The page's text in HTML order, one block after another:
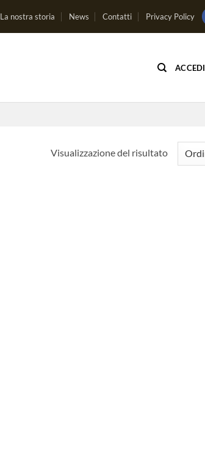
La nostra storia News Contatti Privacy Policy
ACCEDI
Visualizzazione del risultato